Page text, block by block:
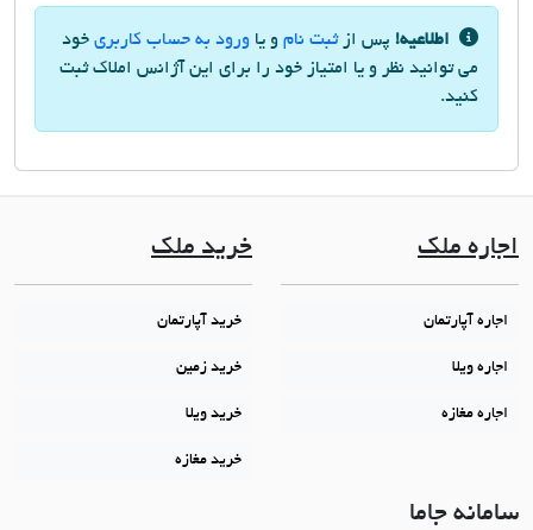
اطلاعیه! پس ازثبت نام و یا ورود به حساب کاربری خود
می توانید نظر و یا امتیاز خود را برای این آژانس املاک ثبت
کنید.
اجاره ملک
اجاره آپارتمان
اجاره ویلا
اجاره مغازه
خرید ملک
خرید آپارتمان
خرید زمین
خرید ویلا
خرید مغازه
سامانه جاما